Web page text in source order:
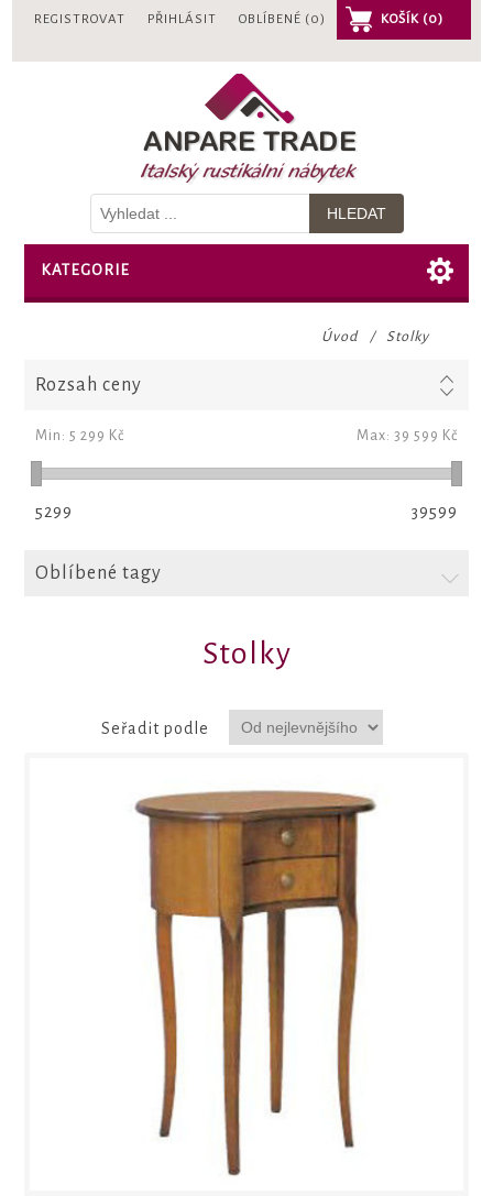
REGISTROVAT PŘIHLÁSIT OBLÍBENÉ (0) KOŠÍK (0)
KATEGORIE
Úvod / Stolky
Rozsah ceny
Min: 5 299 Kč Max: 39 599 Kč
5299 39599
Oblíbené tagy
Stolky
Seřadit podle